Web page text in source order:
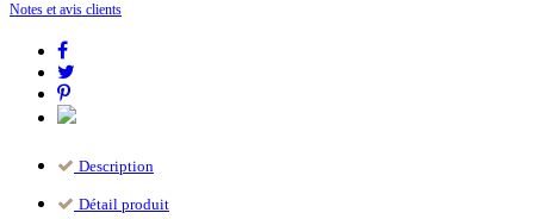
Notes et avis clients
Description
Détail produit